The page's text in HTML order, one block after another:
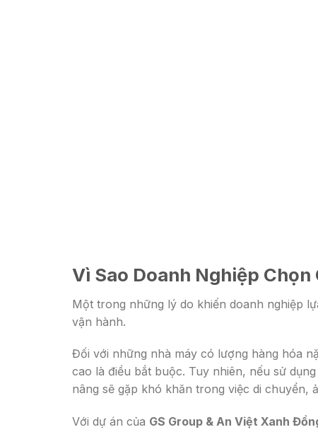
Vì Sao Doanh Nghiệp Chọn
Một trong những lý do khiến doanh nghiệp
vận hành.
Đối với những nhà máy có lượng hàng hóa
cao là điều bắt buộc. Tuy nhiên, nếu sử
nâng sẽ gặp khó khăn trong việc di chuyển,
Với dự án của GS Group & An Việt Xanh